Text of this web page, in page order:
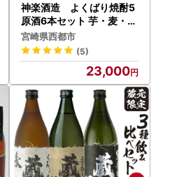
神楽酒造 よくばり焼酎5
原酒6本セット 芋・麦・米
・栗・そば 25度900ml 本
格焼酎＜26-28a＞
宮崎県西都市
(5)
23,000